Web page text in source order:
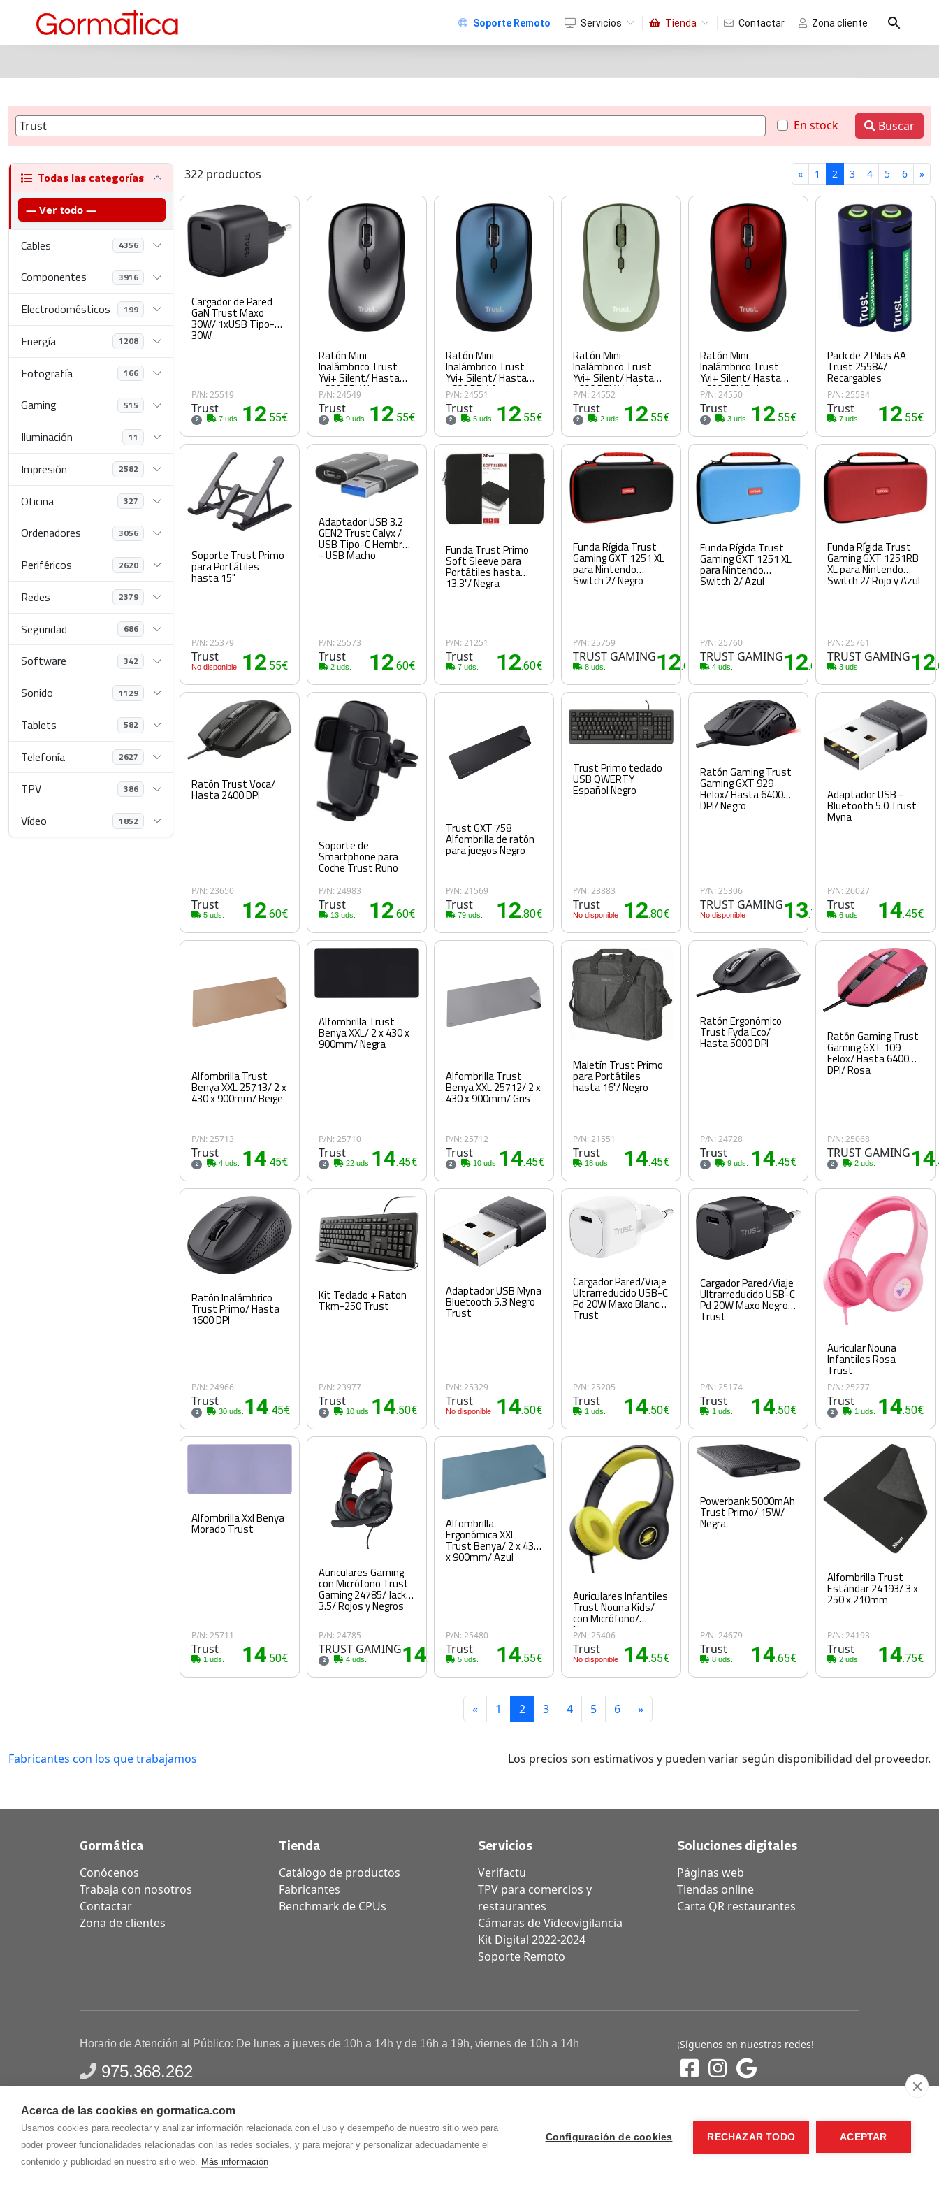
Acerca de las cookies en gormatica.com
Usamos cookies para recolectar y analizar información relacionada con el uso y desempeño de nuestro sitio web para
poder proveer funcionalidades relacionadas con las redes sociales, y para mejorar y personalizar adecuadamente el
contenido y publicidad en nuestro sitio web. Más información
Configuración de cookies RECHAZAR TODO ACEPTAR
Soporte Remoto Servicios Tienda Contactar Zona cliente
En stock Buscar
Todas las categorías
— Ver todo —
Cables 4356
Componentes 3916
Electrodomésticos 199
Energía 1208
Fotografía 166
Gaming 515
Iluminación 11
Impresión 2582
Oficina 327
Ordenadores 3056
Periféricos 2620
Redes 2379
Seguridad 686
Software 342
Sonido 1129
Tablets 582
Telefonía 2627
TPV 386
Vídeo 1852
322 productos « 1 2 3 4 5 6 »
Cargador de Pared
GaN Trust Maxo
30W/ 1xUSB Tipo-C/
30W
P/N: 25519
Trust
2 7 uds. 12.55€
Ratón Mini
Inalámbrico Trust
Yvi+ Silent/ Hasta
1600 DPI/ Negro
P/N: 24549
Trust
2 9 uds. 12.55€
Ratón Mini
Inalámbrico Trust
Yvi+ Silent/ Hasta
1600 DPI/ Azul
P/N: 24551
Trust
2 5 uds. 12.55€
Ratón Mini
Inalámbrico Trust
Yvi+ Silent/ Hasta
1600 DPI/ Verde
P/N: 24552
Trust
2 2 uds. 12.55€
Ratón Mini
Inalámbrico Trust
Yvi+ Silent/ Hasta
1600 DPI/ Rojo
P/N: 24550
Trust
2 3 uds. 12.55€
Pack de 2 Pilas AA
Trust 25584/
Recargables
P/N: 25584
Trust
7 uds. 12.55€
Soporte Trust Primo
para Portátiles
hasta 15"
P/N: 25379
Trust
No disponible 12.55€
Adaptador USB 3.2
GEN2 Trust Calyx /
USB Tipo-C Hembra
- USB Macho
P/N: 25573
Trust
2 uds. 12.60€
Funda Trust Primo
Soft Sleeve para
Portátiles hasta
13.3"/ Negra
P/N: 21251
Trust
7 uds. 12.60€
Funda Rígida Trust
Gaming GXT 1251 XL
para Nintendo
Switch 2/ Negro
P/N: 25759
TRUST GAMING
8 uds. 12.60€
Funda Rígida Trust
Gaming GXT 1251 XL
para Nintendo
Switch 2/ Azul
P/N: 25760
TRUST GAMING
4 uds. 12.60€
Funda Rígida Trust
Gaming GXT 1251RB
XL para Nintendo
Switch 2/ Rojo y Azul
P/N: 25761
TRUST GAMING
3 uds. 12
Ratón Trust Voca/
Hasta 2400 DPI
P/N: 23650
Trust
5 uds. 12.60€
Soporte de
Smartphone para
Coche Trust Runo
P/N: 24983
Trust
13 uds. 12.60€
Trust GXT 758
Alfombrilla de ratón
para juegos Negro
P/N: 21569
Trust
79 uds. 12.80€
Trust Primo teclado
USB QWERTY
Español Negro
P/N: 23883
Trust
No disponible 12.80€
Ratón Gaming Trust
Gaming GXT 929
Helox/ Hasta 6400
DPI/ Negro
P/N: 25306
TRUST GAMING
No disponible 13.75€
Adaptador USB -
Bluetooth 5.0 Trust
Myna
P/N: 26027
Trust
6 uds. 14.45€
Alfombrilla Trust
Benya XXL 25713/ 2 x
430 x 900mm/ Beige
P/N: 25713
Trust
2 4 uds. 14.45€
Alfombrilla Trust
Benya XXL/ 2 x 430 x
900mm/ Negra
P/N: 25710
Trust
2 22 uds. 14.45€
Alfombrilla Trust
Benya XXL 25712/ 2 x
430 x 900mm/ Gris
P/N: 25712
Trust
2 10 uds. 14.45€
Maletín Trust Primo
para Portátiles
hasta 16"/ Negro
P/N: 21551
Trust
18 uds. 14.45€
Ratón Ergonómico
Trust Fyda Eco/
Hasta 5000 DPI
P/N: 24728
Trust
2 9 uds. 14.45€
Ratón Gaming Trust
Gaming GXT 109
Felox/ Hasta 6400
DPI/ Rosa
P/N: 25068
TRUST GAMING
2 2 uds. 14
Ratón Inalámbrico
Trust Primo/ Hasta
1600 DPI
P/N: 24966
Trust
2 30 uds. 14.45€
Kit Teclado + Raton
Tkm-250 Trust
P/N: 23977
Trust
2 10 uds. 14.50€
Adaptador USB Myna
Bluetooth 5.3 Negro
Trust
P/N: 25329
Trust
No disponible 14.50€
Cargador Pared/Viaje
Ultrarreducido USB-C
Pd 20W Maxo Blanco
Trust
P/N: 25205
Trust
1 uds. 14.50€
Cargador Pared/Viaje
Ultrarreducido USB-C
Pd 20W Maxo Negro
Trust
P/N: 25174
Trust
1 uds. 14.50€
Auricular Nouna
Infantiles Rosa
Trust
P/N: 25277
Trust
2 1 uds. 14.50€
Alfombrilla Xxl Benya
Morado Trust
P/N: 25711
Trust
1 uds. 14.50€
Auriculares Gaming
con Micrófono Trust
Gaming 24785/ Jack
3.5/ Rojos y Negros
P/N: 24785
TRUST GAMING
2 4 uds. 14.50€
Alfombrilla
Ergonómica XXL
Trust Benya/ 2 x 430
x 900mm/ Azul
P/N: 25480
Trust
5 uds. 14.55€
Auriculares Infantiles
Trust Nouna Kids/
con Micrófono/
Negros
P/N: 25406
Trust
No disponible 14.55€
Powerbank 5000mAh
Trust Primo/ 15W/
Negra
P/N: 24679
Trust
8 uds. 14.65€
Alfombrilla Trust
Estándar 24193/ 3 x
250 x 210mm
P/N: 24193
Trust
2 uds. 14.75€
« 1 2 3 4 5 6 »
Fabricantes con los que trabajamos Los precios son estimativos y pueden variar según disponibilidad del proveedor.
Gormática
Conócenos
Trabaja con nosotros
Contactar
Zona de clientes
Tienda
Catálogo de productos
Fabricantes
Benchmark de CPUs
Servicios
Verifactu
TPV para comercios y
restaurantes
Cámaras de Videovigilancia
Kit Digital 2022-2024
Soporte Remoto
Soluciones digitales
Páginas web
Tiendas online
Carta QR restaurantes
Horario de Atención al Público: De lunes a jueves de 10h a 14h y de 16h a 19h, viernes de 10h a 14h
975.368.262
Gormaz Informática S.L.C/ Soria, 2 - El Burgo de Osma (Soria)
¡Síguenos en nuestras redes!